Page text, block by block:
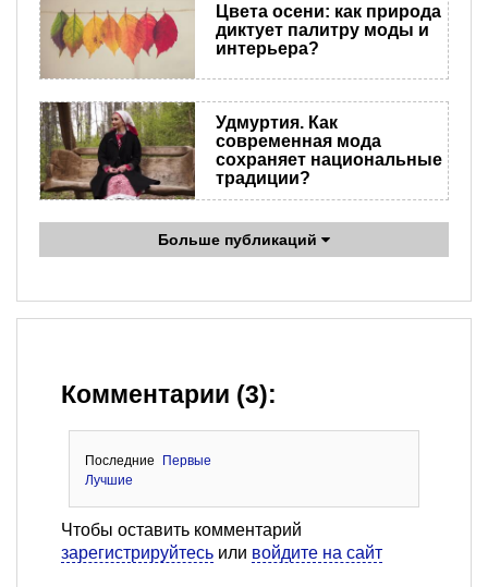
Цвета осени: как природа
диктует палитру моды и
интерьера?
Удмуртия. Как
современная мода
сохраняет национальные
традиции?
Больше публикаций
Комментарии (3):
Последние
Первые
Лучшие
Чтобы оставить комментарий
зарегистрируйтесь или войдите на сайт